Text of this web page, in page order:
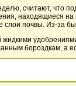
считают, что
находящиеся
почвы. Из-за
бороздкам, а